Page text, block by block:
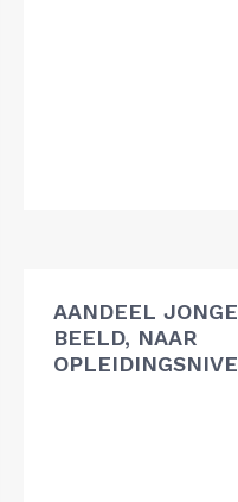
AANDEEL
BEELD, NAAR